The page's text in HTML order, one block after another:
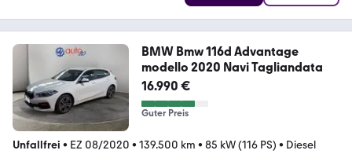
BMW Bmw 116d Advantage
modello 2020 Navi Tagliandata
16.990 €
Guter Preis
Unfallfrei • EZ 08/2020 • 139.500 km • 85 kW (116 PS) • Diesel